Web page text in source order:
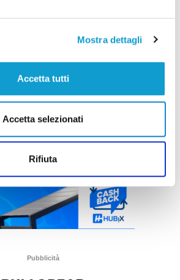
Mostra dettagli
Accetta tutti
Accetta selezionati
Rifiuta
Pubblicità